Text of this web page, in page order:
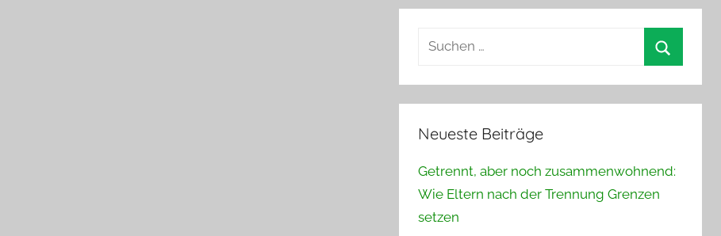
Suchen
Neueste Beiträge
Getrennt, aber noch zusammenwohnend:
Wie Eltern nach der Trennung Grenzen
setzen